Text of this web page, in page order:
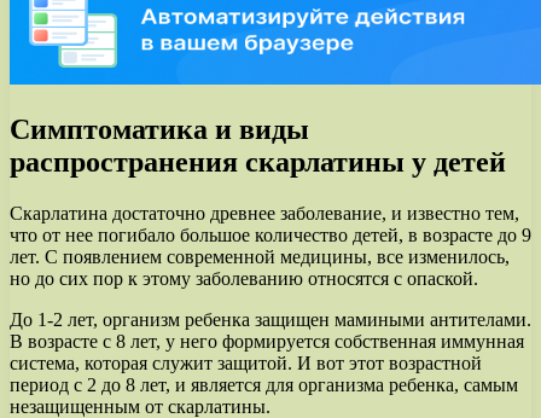
Симптоматика и виды
распространения скарлатины у детей
Скарлатина достаточно древнее заболевание, и известно тем,
что от нее погибало большое количество детей, в возрасте до 9
лет. С появлением современной медицины, все изменилось,
но до сих пор к этому заболеванию относятся с опаской.
До 1-2 лет, организм ребенка защищен мамиными антителами.
В возрасте с 8 лет, у него формируется собственная иммунная
система, которая служит защитой. И вот этот возрастной
период с 2 до 8 лет, и является для организма ребенка, самым
незащищенным от скарлатины.